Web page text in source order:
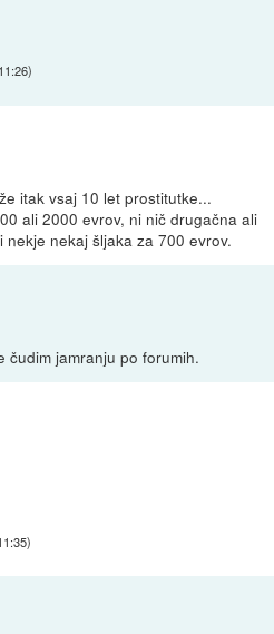
)
itak vsaj 10 let prostitutke...
ali 2000 evrov, ni nič drugačna ali
nekaj šljaka za 700 evrov.
čudim jamranju po forumih.
)